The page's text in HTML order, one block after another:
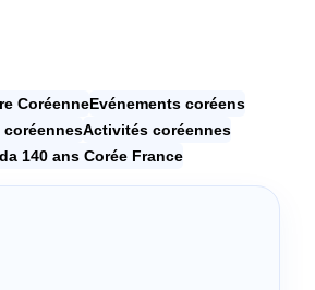
CoréenneEvénements coréens
Activités coréennes
140 ans Corée France